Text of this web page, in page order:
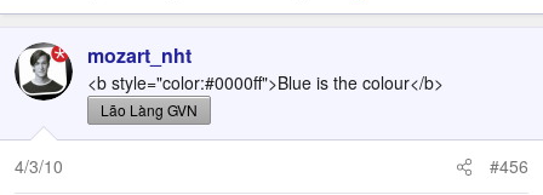
mozart_nht
<b style="color:#0000ff">Blue is the colour</b>
Lão Làng GVN
4/3/10 #456